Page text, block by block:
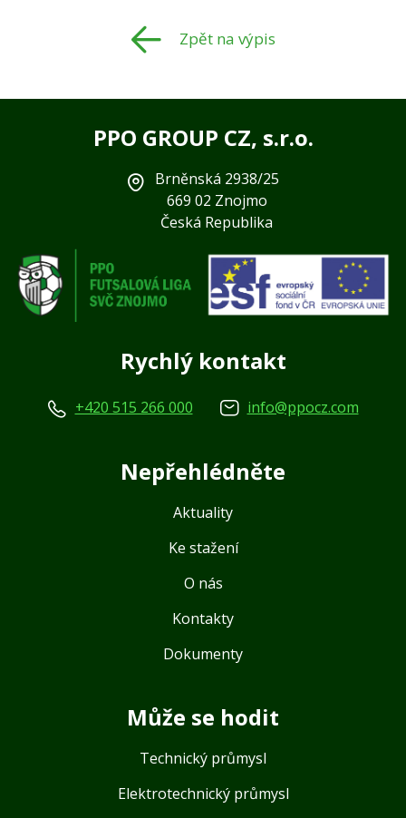
Zpět na výpis
PPO GROUP CZ, s.r.o.
Brněnská 2938/25
669 02 Znojmo
Česká Republika
Rychlý kontakt
+420 515 266 000 info@ppocz.com
Nepřehlédněte
Aktuality
Ke stažení
O nás
Kontakty
Dokumenty
Může se hodit
Technický průmysl
Elektrotechnický průmysl